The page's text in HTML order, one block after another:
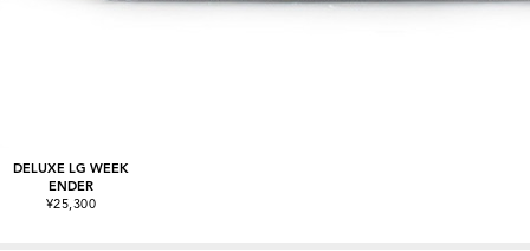
DELUXE LG WEEK
ENDER
¥25,300